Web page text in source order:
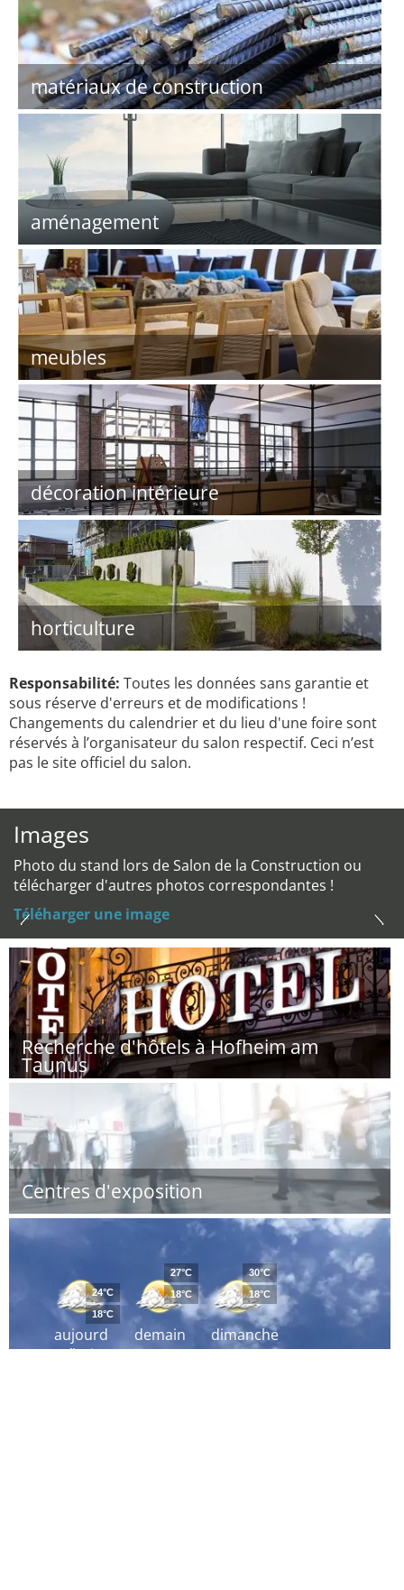
matériaux de construction
aménagement
meubles
décoration intérieure
horticulture
Responsabilité: Toutes les données sans garantie et
sous réserve d'erreurs et de modifications !
Changements du calendrier et du lieu d'une foire sont
réservés à l’organisateur du salon respectif. Ceci n’est
pas le site officiel du salon.
Images
Photo du stand lors de Salon de la Construction ou
télécharger d'autres photos correspondantes !
Téléharger une image
Recherche d'hôtels à Hofheim am
Taunus
Centres d'exposition
aujourd
´hui
24°C
18°C
demain
27°C
18°C
dimanche
30°C
18°C